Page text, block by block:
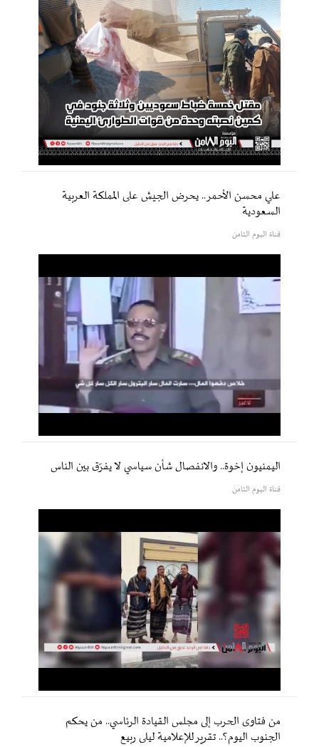
علي محسن الأحمر.. يحرض الجيش على المملكة العربية
السعودية
قناة اليوم الثامن
اليمنيون إخوة.. والانفصال شأن سياسي لا يفرّق بين الناس
قناة اليوم الثامن
من فتاوى الحرب إلى مجلس القيادة الرئاسي.. من يحكم
الجنوب اليوم؟.. تقرير للإعلامية ليلى ربيع